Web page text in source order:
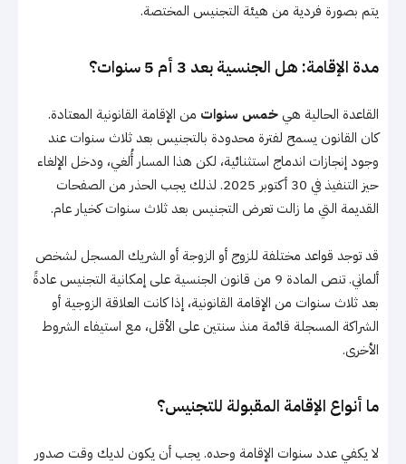
يتم بصورة فردية من هيئة التجنيس المختصة.
مدة الإقامة: هل الجنسية بعد 3 أم 5 سنوات؟
القاعدة الحالية هي خمس سنوات من الإقامة القانونية المعتادة.
كان القانون يسمح لفترة محدودة بالتجنيس بعد ثلاث سنوات عند
وجود إنجازات اندماج استثنائية، لكن هذا المسار أُلغي، ودخل الإلغاء
حيز التنفيذ في 30 أكتوبر 2025. لذلك يجب الحذر من الصفحات
القديمة التي ما زالت تعرض التجنيس بعد ثلاث سنوات كخيار عام.
قد توجد قواعد مختلفة للزوج أو الزوجة أو الشريك المسجل لشخص
ألماني. تنص المادة 9 من قانون الجنسية على إمكانية التجنيس عادةً
بعد ثلاث سنوات من الإقامة القانونية، إذا كانت العلاقة الزوجية أو
الشراكة المسجلة قائمة منذ سنتين على الأقل، مع استيفاء الشروط
الأخرى.
ما أنواع الإقامة المقبولة للتجنيس؟
لا يكفي عدد سنوات الإقامة وحده. يجب أن يكون لديك وقت صدور